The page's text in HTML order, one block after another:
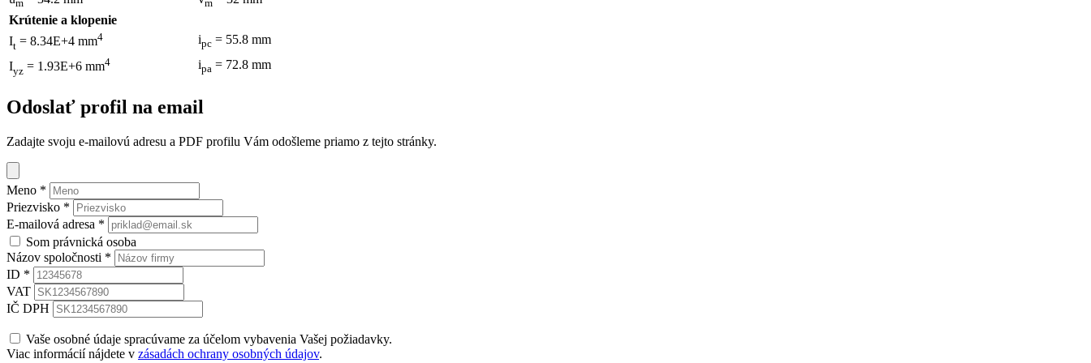
m m
Krútenie a klopenie
It = 8.34E+4 mm4 ipc = 55.8 mm
Iyz = 1.93E+6 mm4 ipa = 72.8 mm
Odoslať profil na email
Zadajte svoju e-mailovú adresu a PDF profilu Vám odošleme priamo z tejto stránky.
Meno *
Priezvisko *
E-mailová adresa *
Som právnická osoba
Názov spoločnosti *
ID *
VAT
IČ DPH
Vaše osobné údaje spracúvame za účelom vybavenia Vašej požiadavky.
Viac informácií nájdete v zásadách ochrany osobných údajov.